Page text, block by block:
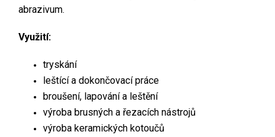
abrazivum.
Využití:
tryskání
leštící a dokončovací práce
broušení, lapování a leštění
výroba brusných a řezacích nástrojů
výroba keramických kotoučů